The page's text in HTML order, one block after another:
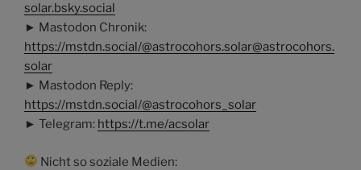
solar.bsky.social
► Mastodon Chronik:
https://mstdn.social/@astrocohors.solar@astrocohors.
solar
► Mastodon Reply:
https://mstdn.social/@astrocohors_solar
► Telegram: https://t.me/acsolar
Nicht so soziale Medien: